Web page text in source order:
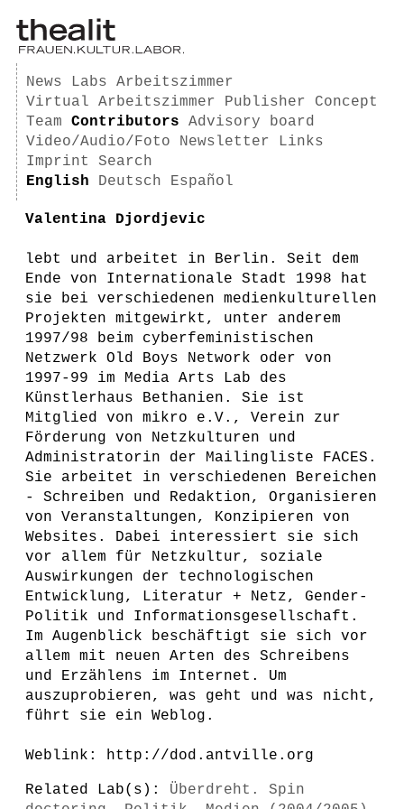
News Labs
Arbeitszimmer
Virtual Arbeitszimmer
Publisher
Concept
Team
Contributors
Advisory board
Video/Audio/Foto
Newsletter
Links
Imprint
Search
English
Deutsch Español
Valentina Djordjevic
lebt und arbeitet in Berlin. Seit dem
Ende von Internationale Stadt 1998 hat
sie bei verschiedenen medienkulturellen
Projekten mitgewirkt, unter anderem
1997/98 beim cyberfeministischen
Netzwerk Old Boys Network oder von
1997-99 im Media Arts Lab des
Künstlerhaus Bethanien. Sie ist
Mitglied von mikro e.V., Verein zur
Förderung von Netzkulturen und
Administratorin der Mailingliste FACES.
Sie arbeitet in verschiedenen Bereichen
- Schreiben und Redaktion, Organisieren
von Veranstaltungen, Konzipieren von
Websites. Dabei interessiert sie sich
vor allem für Netzkultur, soziale
Auswirkungen der technologischen
Entwicklung, Literatur + Netz, Gender-
Politik und Informationsgesellschaft.
Im Augenblick beschäftigt sie sich vor
allem mit neuen Arten des Schreibens
und Erzählens im Internet. Um
auszuprobieren, was geht und was nicht,
führt sie ein Weblog.
Weblink: http://dod.antville.org
Related Lab(s): Überdreht. Spin